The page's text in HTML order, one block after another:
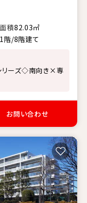
積82.03㎡
1階/8階建て
リーズ◇南向き×専
お問い合わせ